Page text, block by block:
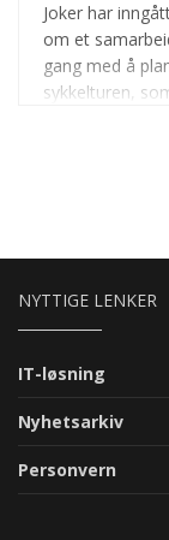
Joker har
om et
gang med å
sykkelturen,
NYTTIGE LENKER
IT-løsning
Nyhetsarkiv
Personvern